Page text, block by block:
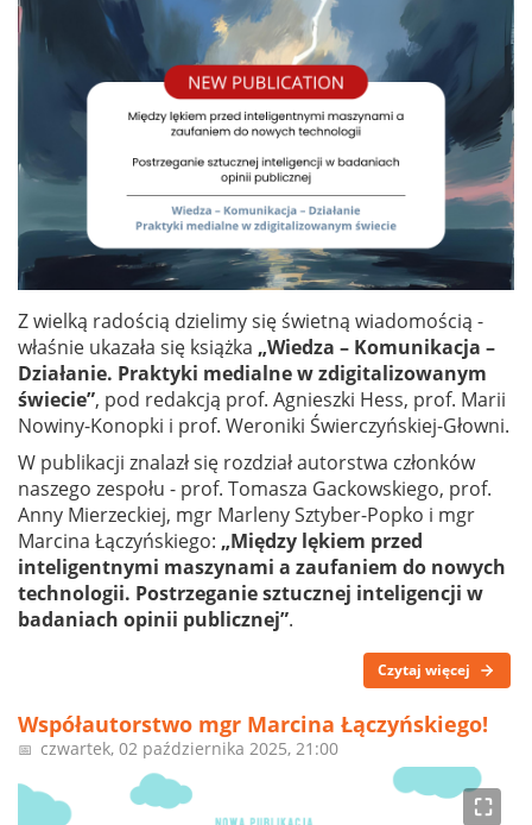
Z wielką radością dzielimy się świetną wiadomością -
właśnie ukazała się książka „Wiedza – Komunikacja –
Działanie. Praktyki medialne w zdigitalizowanym
świecie”, pod redakcją prof. Agnieszki Hess, prof. Marii
Nowiny-Konopki i prof. Weroniki Świerczyńskiej-Głowni.
W publikacji znalazł się rozdział autorstwa członków
naszego zespołu - prof. Tomasza Gackowskiego, prof.
Anny Mierzeckiej, mgr Marleny Sztyber-Popko i mgr
Marcina Łączyńskiego: „Między lękiem przed
inteligentnymi maszynami a zaufaniem do nowych
technologii. Postrzeganie sztucznej inteligencji w
badaniach opinii publicznej”.
Czytaj więcej
Współautorstwo mgr Marcina Łączyńskiego!
📅 czwartek, 02 października 2025, 21:00
⛶